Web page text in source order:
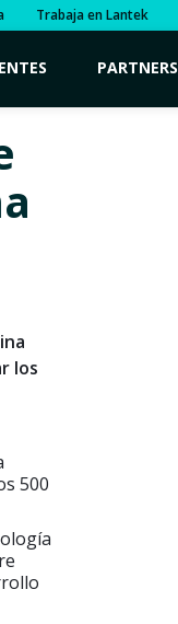
Trabaja en Lantek
PARTNERS
los
500